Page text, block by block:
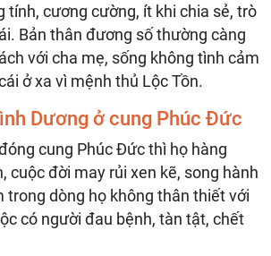
tính, cương cường, ít khi chia sẻ, trò
Bản thân đương số thường càng
với cha mẹ, sống không tình cảm
ở xa vì mệnh thủ Lộc Tồn.
Dương ở cung Phúc Đức
cung Phúc Đức thì họ hàng
cuộc đời may rủi xen kẽ, song hành
trong dòng họ không thân thiết với
có người đau bệnh, tàn tật, chết